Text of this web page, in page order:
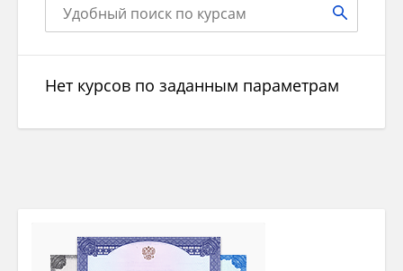
Нет курсов по заданным параметрам